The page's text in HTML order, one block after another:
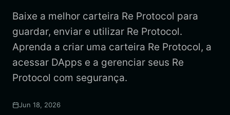
Baixe a melhor carteira Re Protocol para
guardar, enviar e utilizar Re Protocol.
Aprenda a criar uma carteira Re Protocol, a
acessar DApps e a gerenciar seus Re
Protocol com segurança.
Jun 18, 2026